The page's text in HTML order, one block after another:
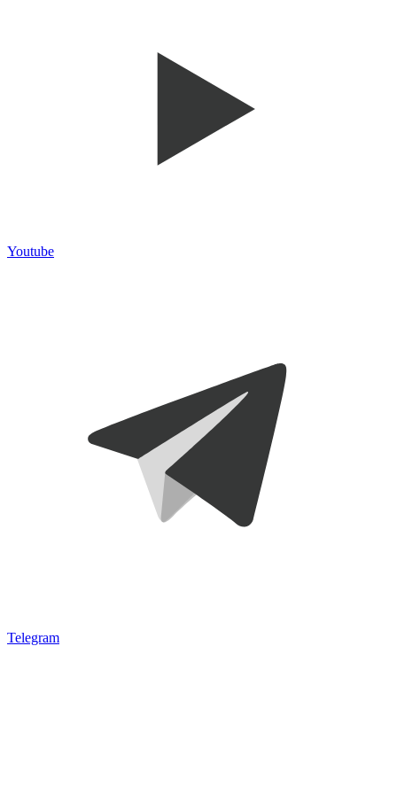
Youtube
Telegram